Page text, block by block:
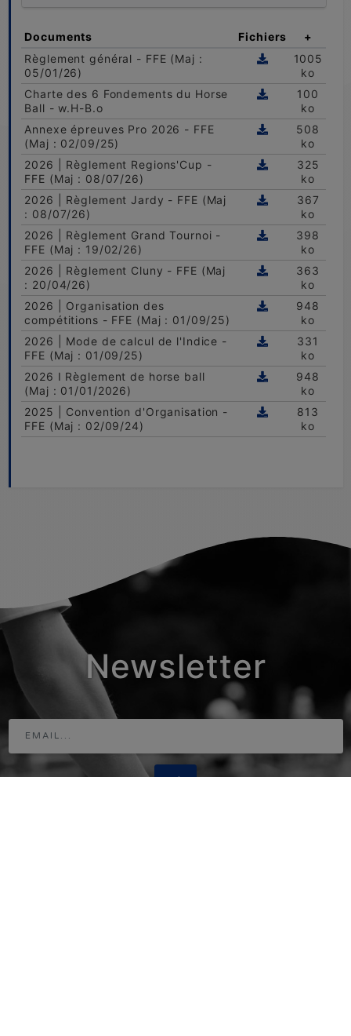
Documents Fichiers
+
Règlement général - FFE (Maj :
05/01/26)
1005
ko
Charte des 6 Fondements du Horse
Ball - w.H-B.o
100
ko
Annexe épreuves Pro 2026 - FFE
(Maj : 02/09/25)
508
ko
2026 | Règlement Regions'Cup -
FFE (Maj : 08/07/26)
325
ko
2026 | Règlement Jardy - FFE (Maj
: 08/07/26)
367
ko
2026 | Règlement Grand Tournoi -
FFE (Maj : 19/02/26)
398
ko
2026 | Règlement Cluny - FFE (Maj
: 20/04/26)
363
ko
2026 | Organisation des
compétitions - FFE (Maj : 01/09/25)
948
ko
2026 | Mode de calcul de l'Indice -
FFE (Maj : 01/09/25)
331
ko
2026 I Règlement de horse ball
(Maj : 01/01/2026)
948
ko
2025 | Convention d'Organisation -
FFE (Maj : 02/09/24)
813
ko
Newsletter